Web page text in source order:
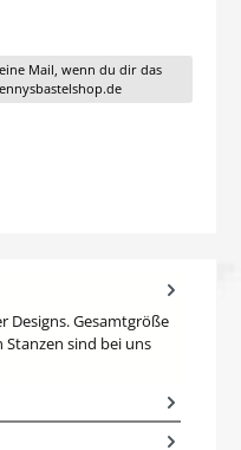
Mail, wenn du dir das
Designs. Gesamtgröße
Stanzen sind bei uns